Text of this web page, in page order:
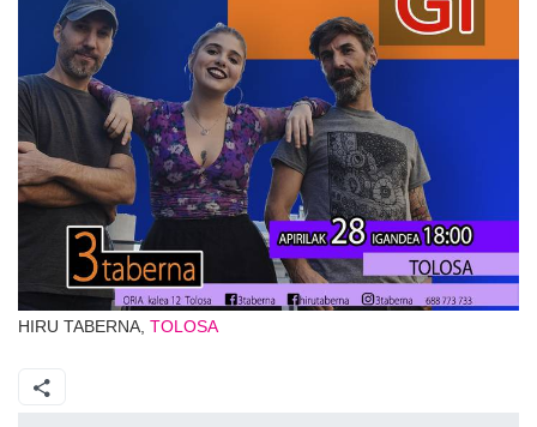
HIRU TABERNA, TOLOSA